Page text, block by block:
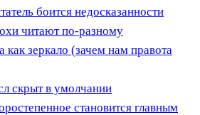
боится недосказанности
читают по-разному
как зеркало (зачем нам правота
скрыт в умолчании
становится главным